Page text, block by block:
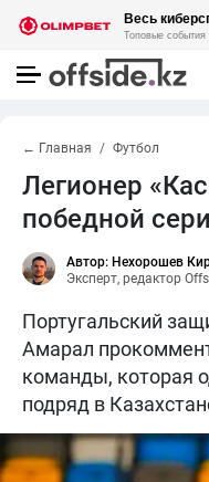
← Главная Футбол
Легионер
победной
Автор: Нехорошев
Эксперт, редактор
Португальский
Амарал
команды, которая
подряд в